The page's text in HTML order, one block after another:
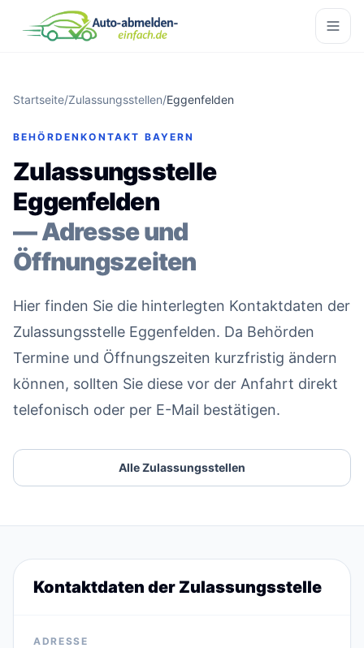
Startseite/Zulassungsstellen/Eggenfelden
BEHÖRDENKONTAKT BAYERN
Zulassungsstelle
Eggenfelden
— Adresse und
Öffnungszeiten
Hier finden Sie die hinterlegten Kontaktdaten der
Zulassungsstelle Eggenfelden. Da Behörden
Termine und Öffnungszeiten kurzfristig ändern
können, sollten Sie diese vor der Anfahrt direkt
telefonisch oder per E-Mail bestätigen.
Alle Zulassungsstellen
Kontaktdaten der Zulassungsstelle
ADRESSE